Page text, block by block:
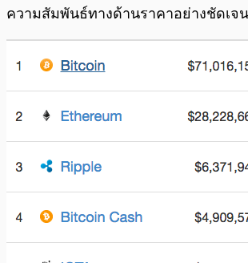
ความสัมพันธ์ทางด้านราคาอย่างชัดเจน